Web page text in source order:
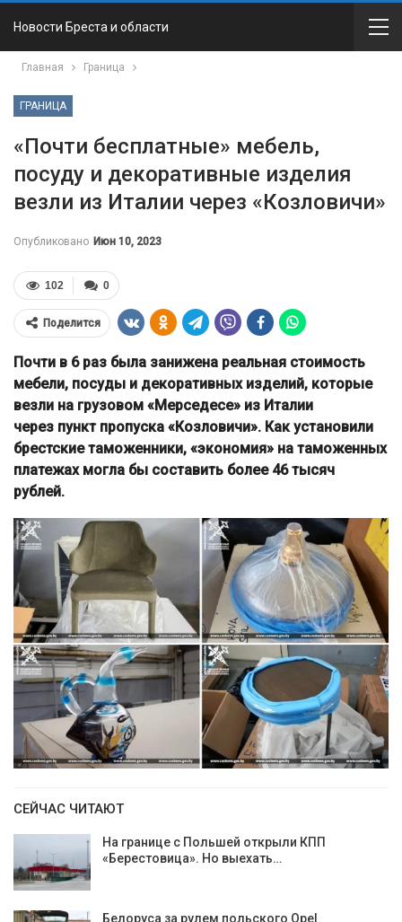
Новости Бреста и области
Главная Граница
ГРАНИЦА
«Почти бесплатные» мебель,
посуду и декоративные изделия
везли из Италии через «Козловичи»
Опубликовано Июн 10, 2023
0
102
Поделится
Почти в 6 раз была занижена реальная стоимость
мебели, посуды и декоративных изделий, которые
везли на грузовом «Мерседесе» из Италии
через пункт пропуска «Козловичи». Как установили
брестские таможенники, «экономия» на таможенных
платежах могла бы составить более 46 тысяч
рублей.
СЕЙЧАС ЧИТАЮТ
На границе с Польшей открыли КПП
«Берестовица». Но выехать…
Белоруса за рулем польского Opel